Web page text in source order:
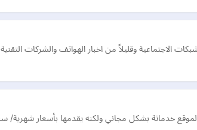
الاجتماعية وقليلاً من اخبار الهواتف والشركات التقنية